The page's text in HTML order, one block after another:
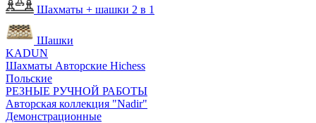
Шахматы + шашки 2 в 1
Шашки
KADUN
Шахматы Авторские Hichess
Польские
РЕЗНЫЕ РУЧНОЙ РАБОТЫ
Авторская коллекция "Nadir"
Демонстрационные